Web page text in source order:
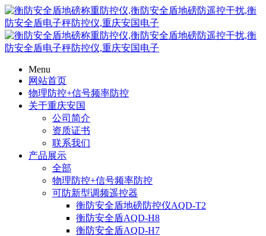
Menu
网站首页
物理防控+信号频率防控
关于重庆安国
公司简介
资质证书
联系我们
产品展示
全部
物理防控+信号频率防控
可防新型调频遥控器
衡防安全盾地磅防控仪AQD-T2
衡防安全盾AQD-H8
衡防安全盾AQD-H7